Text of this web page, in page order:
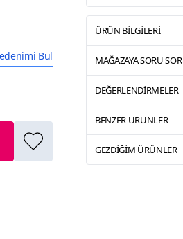
Bul
ÜRÜN BILGILERI
MAĞAZAYA SORU SOR
DEĞERLENDIRMELER
BENZER ÜRÜNLER
GEZDIĞIM ÜRÜNLER